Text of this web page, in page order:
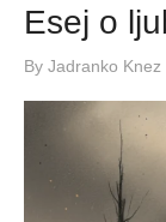
Esej o
By Jadranko Knez